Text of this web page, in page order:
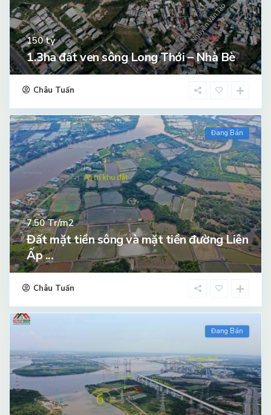
150tỷ
1.3ha đất ven sông Long Thới – Nhà Bè
Châu Tuấn
Đang Bán
7.50Tr/m2
Đất mặt tiền sông và mặt tiền đường Liên
Ấp ...
Châu Tuấn
Đang Bán